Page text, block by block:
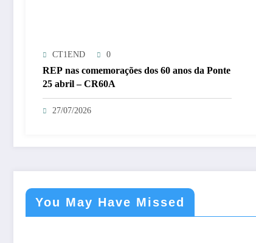
CT1END 0
REP nas comemorações dos 60 anos da Ponte
25 abril – CR60A
27/07/2026
You May Have Missed